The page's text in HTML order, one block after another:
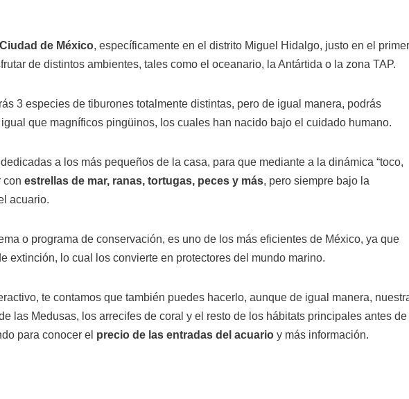
de México, específicamente en el distrito Miguel Hidalgo, justo en el primer
de distintos ambientes, tales como el oceanario, la Antártida o la zona TAP.
3 especies de tiburones totalmente distintas, pero de igual manera, podrás
que magníficos pingüinos, los cuales han nacido bajo el cuidado humano.
a los más pequeños de la casa, para que mediante a la dinámica “toco,
con estrellas de mar, ranas, tortugas, peces y más, pero siempre bajo la
acuario.
o programa de conservación, es uno de los más eficientes de México, ya que
extinción, lo cual los convierte en protectores del mundo marino.
te contamos que también puedes hacerlo, aunque de igual manera,
las Medusas, los arrecifes de coral y el resto de los hábitats principales antes de
para conocer el precio de las entradas del acuario y más información.